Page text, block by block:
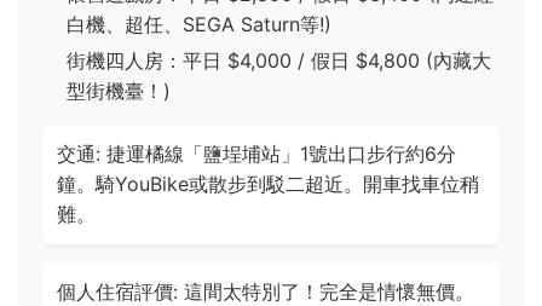
白機、超任、SEGA Saturn等!)
街機四人房：平日 $4,000 / 假日 $4,800 (內藏大
型街機臺！)
交通: 捷運橘線「鹽埕埔站」1號出口步行約6分
鐘。騎YouBike或散步到駁二超近。開車找車位稍
難。
個人住宿評價: 這間太特別了！完全是情懷無價。